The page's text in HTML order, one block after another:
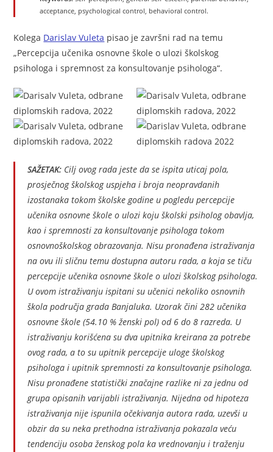
acceptance, psychological control, behavioral control.
Kolega Darislav Vuleta pisao je završni rad na temu
„Percepcija učenika osnovne škole o ulozi školskog
psihologa i spremnost za konsultovanje psihologa“.
SAŽETAK: Cilj ovog rada jeste da se ispita uticaj pola,
prosječnog školskog uspjeha i broja neopravdanih
izostanaka tokom školske godine u pogledu percepcije
učenika osnovne škole o ulozi koju školski psiholog obavlja,
kao i spremnosti za konsultovanje psihologa tokom
osnovnoškolskog obrazovanja. Nisu pronađena istraživanja
na ovu ili sličnu temu dostupna autoru rada, a koja se tiču
percepcije učenika osnovne škole o ulozi školskog psihologa.
U ovom istraživanju ispitani su učenici nekoliko osnovnih
škola područja grada Banjaluka. Uzorak čini 282 učenika
osnovne škole (54.10 % ženski pol) od 6 do 8 razreda. U
istraživanju korišćena su dva upitnika kreirana za potrebe
ovog rada, a to su upitnik percepcije uloge školskog
psihologa i upitnik spremnosti za konsultovanje psihologa.
Nisu pronađene statistički značajne razlike ni za jednu od
grupa opisanih varijabli istraživanja. Nijedna od hipoteza
istraživanja nije ispunila očekivanja autora rada, uzevši u
obzir da su neka prethodna istraživanja pokazala veću
tendenciju osoba ženskog pola ka vrednovanju i traženju